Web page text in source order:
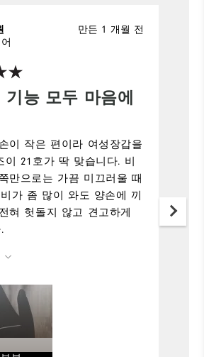
능 모두 마음에
만든 1 개월 전
이 작은 편이라 여성장갑을
이 21호가 딱 맞습니다. 비
만으로는 가끔 미끄러울 때
가 좀 많이 와도 양손에 끼
혀 헛돌지 않고 견고하게
이즈